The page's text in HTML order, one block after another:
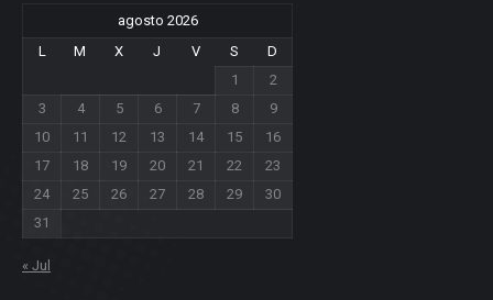
agosto 2026
L
M X J V S
D
1
2
3
4 5 6 7 8
9
10
11 12 13 14 15
16
17
18 19 20 21 22
23
24
25 26 27 28 29
30
31
« Jul